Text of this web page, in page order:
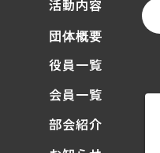
活動内容
団体概要
役員一覧
会員一覧
部会紹介